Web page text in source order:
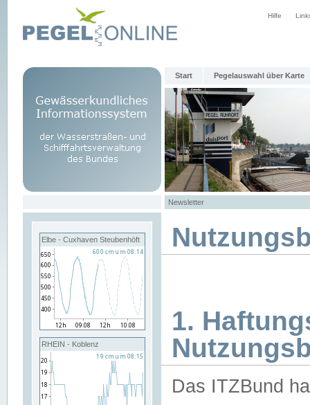
Hilfe
Start Pegelauswahl über Karte
Newsletter
Elbe - Cuxhaven Steubenhöft
RHEIN - Koblenz
1.
Das ITZBund